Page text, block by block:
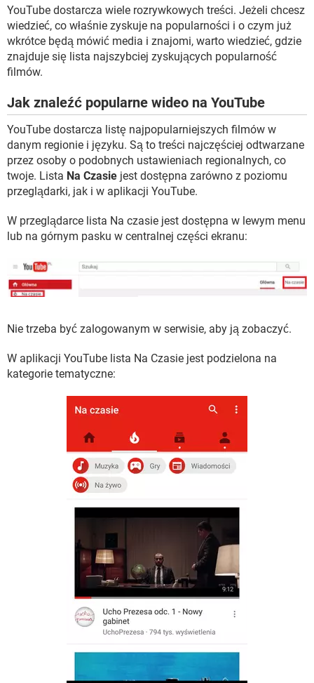
WINDOWS 10
YouTube dostarcza wiele rozrywkowych treści. Jeżeli chcesz
wiedzieć, co właśnie zyskuje na popularności i o czym już
wkrótce będą mówić media i znajomi, warto wiedzieć, gdzie
znajduje się lista najszybciej zyskujących popularność
filmów.
Jak znaleźć popularne wideo na YouTube
YouTube dostarcza listę najpopularniejszych filmów w
danym regionie i języku. Są to treści najczęściej odtwarzane
przez osoby o podobnych ustawieniach regionalnych, co
twoje. Lista Na Czasie jest dostępna zarówno z poziomu
przeglądarki, jak i w aplikacji YouTube.
W przeglądarce lista Na czasie jest dostępna w lewym menu
lub na górnym pasku w centralnej części ekranu:
Nie trzeba być zalogowanym w serwisie, aby ją zobaczyć.
W aplikacji YouTube lista Na Czasie jest podzielona na
kategorie tematyczne: